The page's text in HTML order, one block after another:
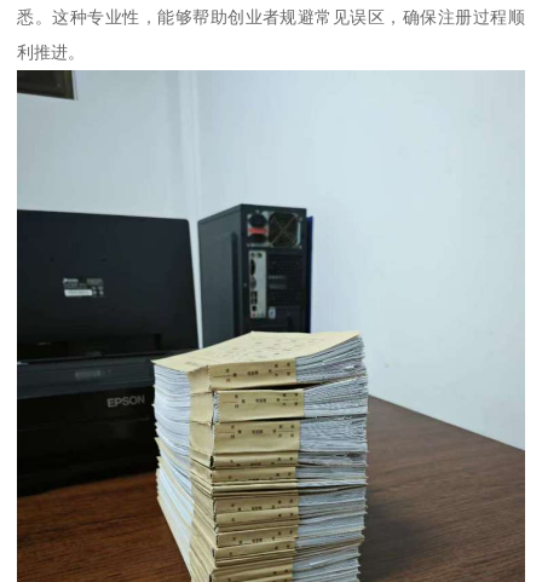
悉。这种专业性，能够帮助创业者规避常见误区，确保注册过程顺
利推进。